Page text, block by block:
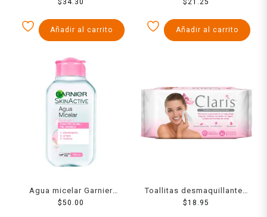
125 ml
Añadir al carrito
Skin 50 piezas
Añadir al carrito
Agua micelar Garnier
SkinActive todo en 1 100
$50.00
Toallitas desmaquillantes
Claris 40 piezas
$18.95